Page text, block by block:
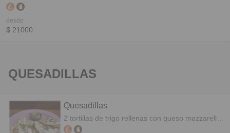
ensalada ó papas fritas y dip de salsa barbacoa.
desde
$ 21000
QUESADILLAS
Quesadillas
2 tortillas de trigo rellenas con queso mozzarella
y cebolla de verdeo.